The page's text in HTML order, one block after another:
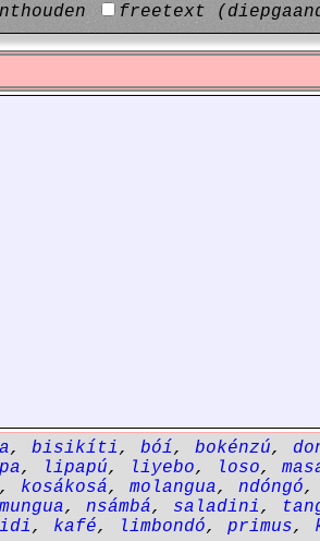
freetext
, bisikíti, bóí, bokénzú,
, lipapú, liyebo, loso,
, kosákosá, molangua, ndóngó,
mungua, nsámbá, saladini,
, kafé, limbondó, primus,